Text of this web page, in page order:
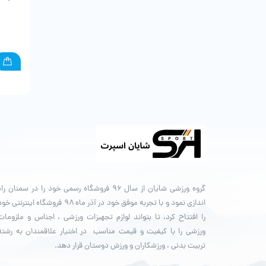
گروه ورزشی شایان از سال ۹۶ فروشگاه رسمی خود را در سمنان
اندازی نمود و با تجربه موفق خود در آذر ماه ۹۸ فروشگاه
را افتتاح کرد، تا بتواند لوازم تجهیزات ورزشی ، اجناس و
ورزشی را با کیفیت و قیمت مناسب در اختیار علاقمندان به
تربیت بدنی ، ورزشکاران و ورزش دوستان قرار دهد.